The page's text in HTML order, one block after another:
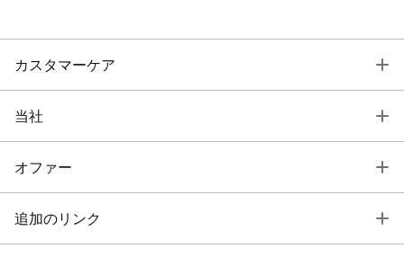
カスタマーケア
当社
オファー
追加のリンク